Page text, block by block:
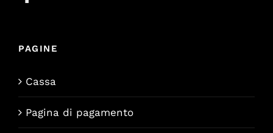
PAGINE
Cassa
Pagina di pagamento